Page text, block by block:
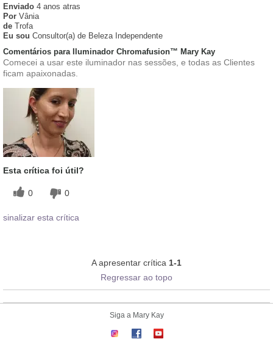
Enviado 4 anos atras
Por Vânia
de Trofa
Eu sou Consultor(a) de Beleza Independente
Comentários para Iluminador Chromafusion™ Mary Kay
Comecei a usar este iluminador nas sessões, e todas as Clientes
ficam apaixonadas.
Esta crítica foi útil?
0 0
sinalizar esta crítica
A apresentar crítica 1-1
Regressar ao topo
Siga a Mary Kay